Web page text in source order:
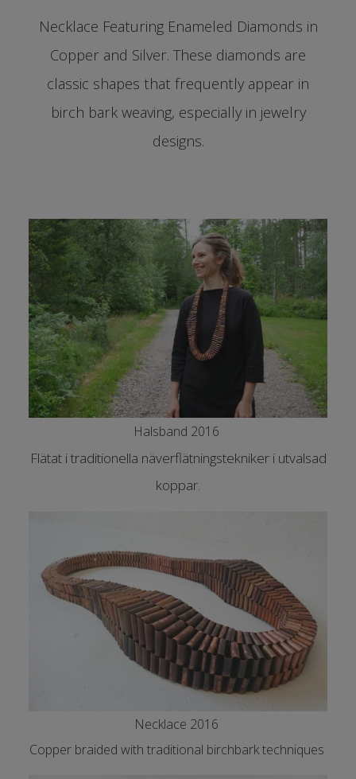
Necklace Featuring Enameled Diamonds in
Copper and Silver. These diamonds are
classic shapes that frequently appear in
birch bark weaving, especially in jewelry
designs.
Halsband 2016
Flätat i traditionella näverflätningstekniker i utvalsad
koppar.
Necklace 2016
Copper braided with traditional birchbark techniques